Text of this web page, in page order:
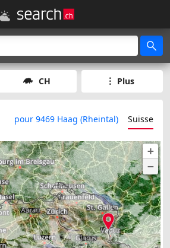
CH Plus
pour 9469 Haag (Rheintal) Suisse
+
−